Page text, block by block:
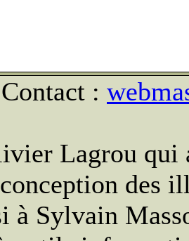
Contact :
Lagrou qui
des
à Sylvain